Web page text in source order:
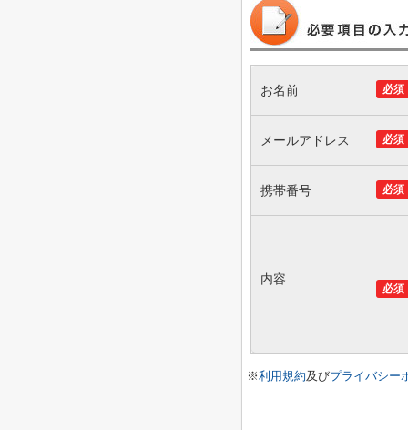
必須
お名前
必須
メールアドレス
必須
携帯番号
必須
内容
※利用規約及びプライバシー